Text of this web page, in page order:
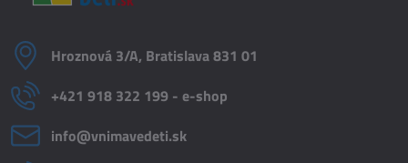
Hroznová 3/A, Bratislava 831 01
+421 918 322 199 - e-shop
info​@vnimavedeti​.sk